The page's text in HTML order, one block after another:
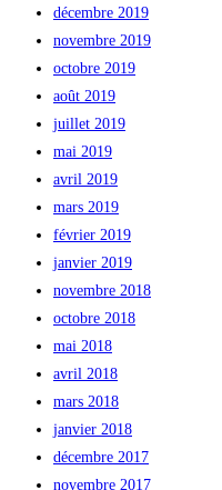
décembre 2019
novembre 2019
octobre 2019
août 2019
juillet 2019
mai 2019
avril 2019
mars 2019
février 2019
janvier 2019
novembre 2018
octobre 2018
mai 2018
avril 2018
mars 2018
janvier 2018
décembre 2017
novembre 2017